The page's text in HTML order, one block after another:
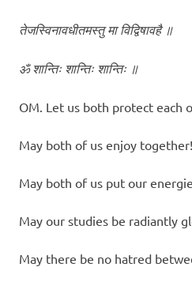
तेजस्विनावधीतमस्तु मा विद्विषावहै ॥
ॐ शान्तिः शान्तिः शान्तिः ॥
OM. Let us both protect each
May both of us enjoy together!
May both of us put our
May our studies be radiantly
May there be no hatred